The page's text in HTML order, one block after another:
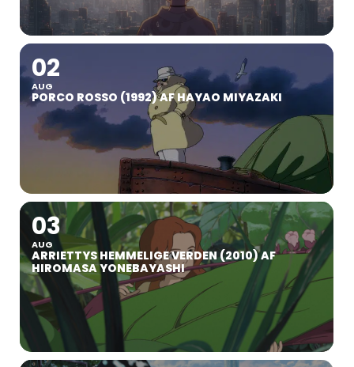
02
AUG
PORCO ROSSO (1992) AF HAYAO MIYAZAKI
03
AUG
ARRIETTYS HEMMELIGE VERDEN (2010) AF
HIROMASA YONEBAYASHI